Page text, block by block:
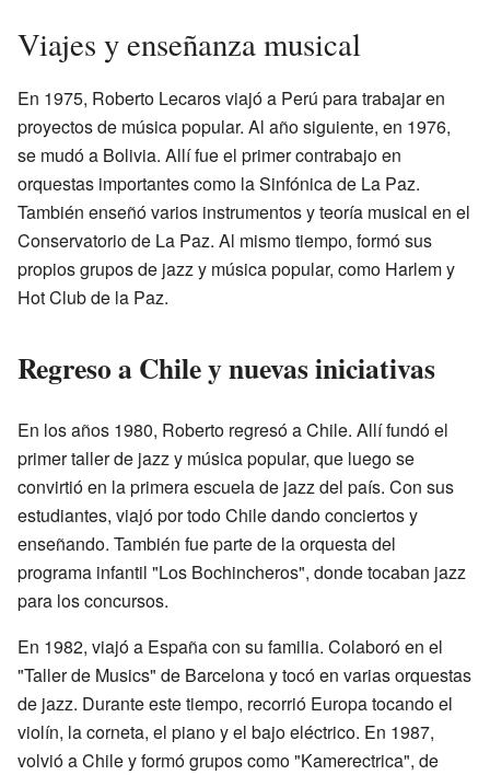
Viajes y enseñanza musical
En 1975, Roberto Lecaros viajó a Perú para trabajar en
proyectos de música popular. Al año siguiente, en 1976,
se mudó a Bolivia. Allí fue el primer contrabajo en
orquestas importantes como la Sinfónica de La Paz.
También enseñó varios instrumentos y teoría musical en el
Conservatorio de La Paz. Al mismo tiempo, formó sus
propios grupos de jazz y música popular, como Harlem y
Hot Club de la Paz.
Regreso a Chile y nuevas iniciativas
En los años 1980, Roberto regresó a Chile. Allí fundó el
primer taller de jazz y música popular, que luego se
convirtió en la primera escuela de jazz del país. Con sus
estudiantes, viajó por todo Chile dando conciertos y
enseñando. También fue parte de la orquesta del
programa infantil "Los Bochincheros", donde tocaban jazz
para los concursos.
En 1982, viajó a España con su familia. Colaboró en el
"Taller de Musics" de Barcelona y tocó en varias orquestas
de jazz. Durante este tiempo, recorrió Europa tocando el
violín, la corneta, el piano y el bajo eléctrico. En 1987,
volvió a Chile y formó grupos como "Kamerectrica", de